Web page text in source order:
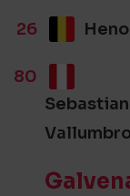
26
80